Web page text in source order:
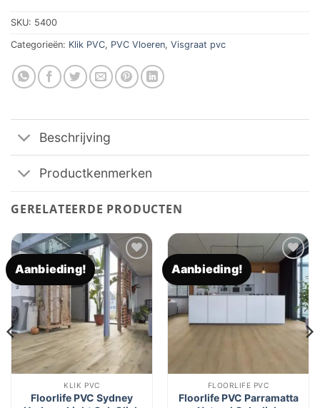
SKU: 5400
Categorieën: Klik PVC, PVC Vloeren, Visgraat pvc
Beschrijving
Productkenmerken
GERELATEERDE PRODUCTEN
Aanbieding!
Toevoegen
aan
verlanglijst
KLIK PVC
Floorlife PVC Sydney
Aanbieding!
Toevoegen
verlanglijst
FLOORLIFE PVC
Floorlife PVC Parramatta